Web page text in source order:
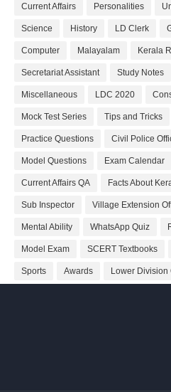
Current Affairs Personalities
Science History LD Clerk
Computer Malayalam Kerala
Secretariat Assistant Study Notes
Miscellaneous LDC 2020
Mock Test Series Tips and Tricks
Practice Questions Civil Police
Model Questions Exam Calendar
Current Affairs QA Facts About
Sub Inspector Village Extension
Mental Ability WhatsApp Quiz
Model Exam SCERT Textbooks
Sports Awards Lower Division